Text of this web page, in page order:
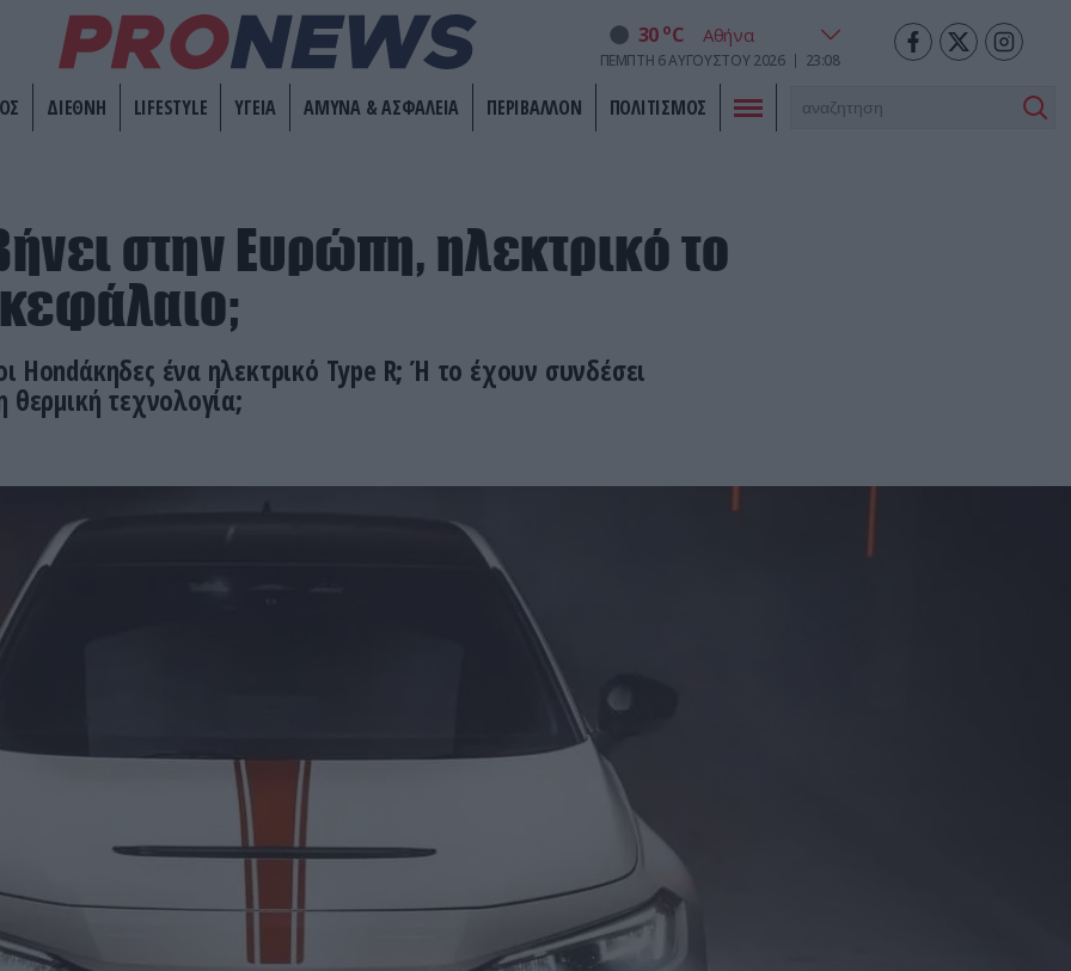
30 oC
ΠΈΜΠΤΗ 6ΑΥΓΟΎΣΤΟΥ 2026 23:08
ΔΙΕΘΝΗ LIFESTYLE ΥΓΕΙΑ ΑΜΥΝΑ & ΑΣΦΑΛΕΙΑ ΠΕΡΙΒΑΛΛΟΝ ΠΟΛΙΤΙΣΜΟΣ
στην Ευρώπη, ηλεκτρικό το
Hondάκηδες ένα ηλεκτρικό Type R; Ή το έχουν συνδέσει
θερμική τεχνολογία;